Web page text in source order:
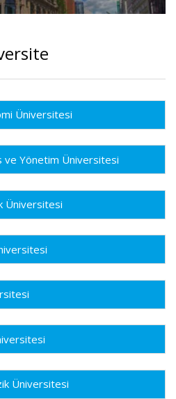
Üniversitesi
ve Yönetim Üniversitesi
Üniversitesi
Üniversitesi